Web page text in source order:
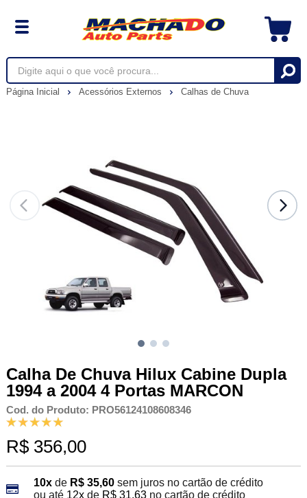
Página Inicial Acessórios Externos Calhas de Chuva
Calha De Chuva Hilux Cabine Dupla
1994 a 2004 4 Portas MARCON
Cod. do Produto: PRO56124108608346
R$ 356,00
10xde R$ 35,60 sem juros no cartão de crédito
ou até 12xde R$ 31,63no cartão de crédito